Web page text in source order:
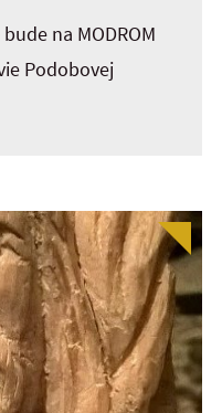
na MODROM
Podobovej